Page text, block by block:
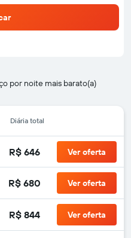
por noite mais barato(a)
Diária total
R$ 646 Ver oferta
R$ 680 Ver oferta
R$ 844 Ver oferta